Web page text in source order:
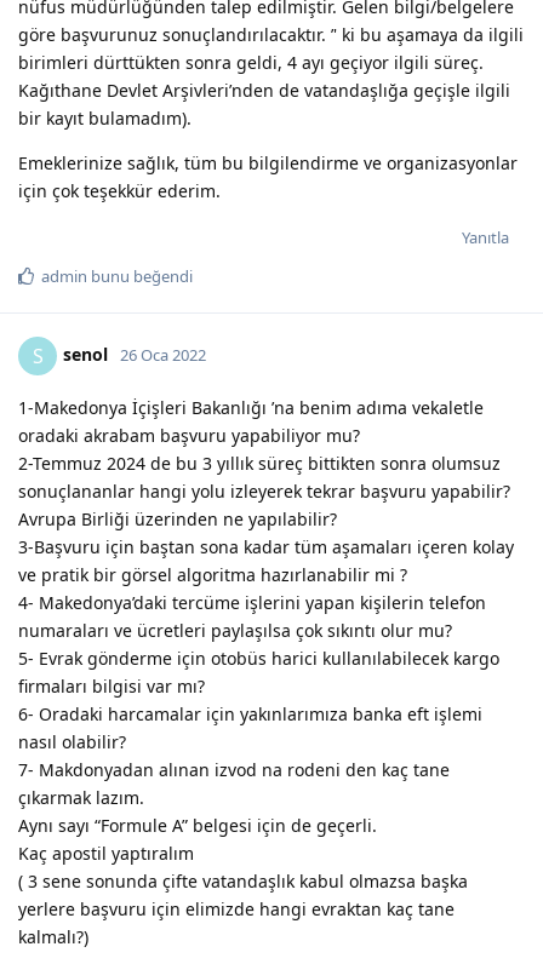
nüfus müdürlüğünden talep edilmiştir. Gelen bilgi/belgelere
göre başvurunuz sonuçlandırılacaktır. ’' ki bu aşamaya da ilgili
birimleri dürttükten sonra geldi, 4 ayı geçiyor ilgili süreç.
Kağıthane Devlet Arşivleri’nden de vatandaşlığa geçişle ilgili
bir kayıt bulamadım).
Emeklerinize sağlık, tüm bu bilgilendirme ve organizasyonlar
için çok teşekkür ederim.
Yanıtla
admin bunu beğendi
S senol 26 Oca 2022
1-Makedonya İçişleri Bakanlığı ’na benim adıma vekaletle
oradaki akrabam başvuru yapabiliyor mu?
2-Temmuz 2024 de bu 3 yıllık süreç bittikten sonra olumsuz
sonuçlananlar hangi yolu izleyerek tekrar başvuru yapabilir?
Avrupa Birliği üzerinden ne yapılabilir?
3-Başvuru için baştan sona kadar tüm aşamaları içeren kolay
ve pratik bir görsel algoritma hazırlanabilir mi ?
4- Makedonya’daki tercüme işlerini yapan kişilerin telefon
numaraları ve ücretleri paylaşılsa çok sıkıntı olur mu?
5- Evrak gönderme için otobüs harici kullanılabilecek kargo
firmaları bilgisi var mı?
6- Oradaki harcamalar için yakınlarımıza banka eft işlemi
nasıl olabilir?
7- Makdonyadan alınan izvod na rodeni den kaç tane
çıkarmak lazım.
Aynı sayı “Formule A” belgesi için de geçerli.
Kaç apostil yaptıralım
( 3 sene sonunda çifte vatandaşlık kabul olmazsa başka
yerlere başvuru için elimizde hangi evraktan kaç tane
kalmalı?)